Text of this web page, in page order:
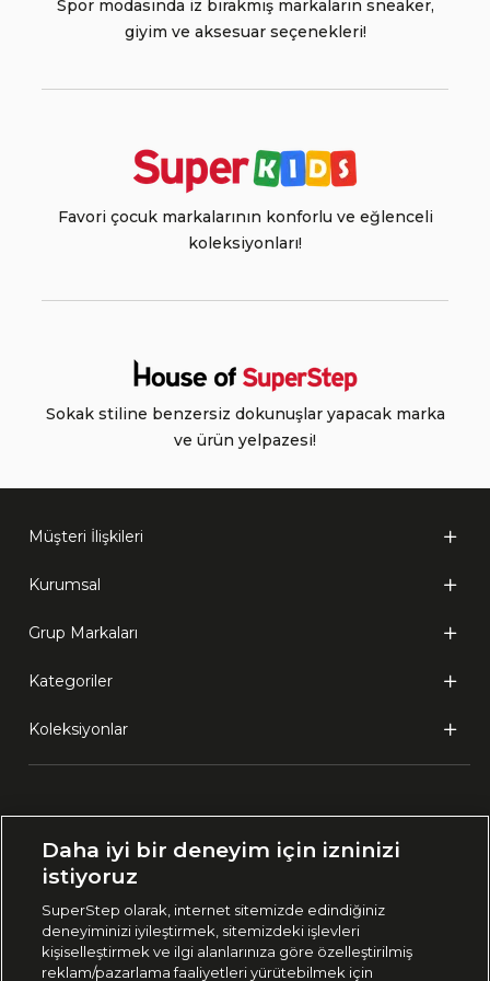
Spor modasında iz bırakmış markaların sneaker,
giyim ve aksesuar seçenekleri!
Favori çocuk markalarının konforlu ve eğlenceli
koleksiyonları!
Sokak stiline benzersiz dokunuşlar yapacak marka
ve ürün yelpazesi!
Müşteri İlişkileri
Kurumsal
Grup Markaları
Kategoriler
Koleksiyonlar
🇹🇷 Türkiye
444 37 36
Daha iyi bir deneyim için izninizi
istiyoruz
SuperStep olarak, internet sitemizde edindiğiniz
deneyiminizi iyileştirmek, sitemizdeki işlevleri
kişiselleştirmek ve ilgi alanlarınıza göre özelleştirilmiş
reklam/pazarlama faaliyetleri yürütebilmek için